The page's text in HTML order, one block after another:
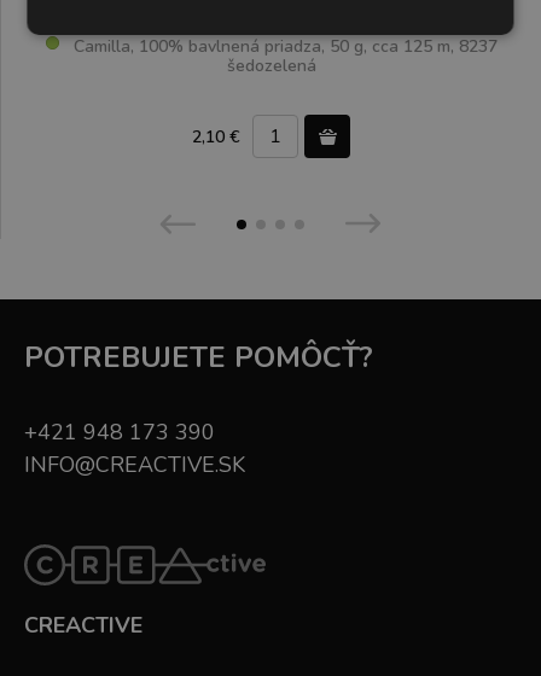
Camilla, 100% bavlnená priadza, 50 g, cca 125 m, 8237
šedozelená
2,10 €
POTREBUJETE POMÔCŤ?
+421 948 173 390
INFO@CREACTIVE.SK
CREACTIVE